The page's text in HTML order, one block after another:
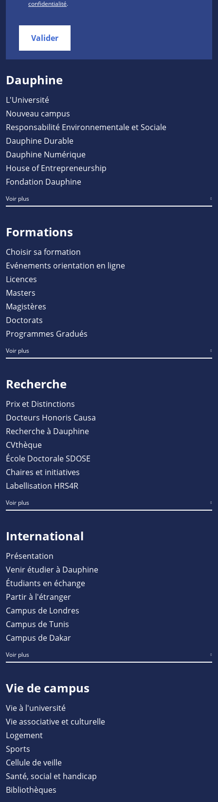
confidentialité.
Valider
Dauphine
L'Université
Nouveau campus
Responsabilité Environnementale et Sociale
Dauphine Durable
Dauphine Numérique
House of Entrepreneurship
Fondation Dauphine
Voir plus
Formations
Choisir sa formation
Evénements orientation en ligne
Licences
Masters
Magistères
Doctorats
Programmes Gradués
Voir plus
Recherche
Prix et Distinctions
Docteurs Honoris Causa
Recherche à Dauphine
CVthèque
École Doctorale SDOSE
Chaires et initiatives
Labellisation HRS4R
Voir plus
International
Présentation
Venir étudier à Dauphine
Étudiants en échange
Partir à l'étranger
Campus de Londres
Campus de Tunis
Campus de Dakar
Voir plus
Vie de campus
Vie à l'université
Vie associative et culturelle
Logement
Sports
Cellule de veille
Santé, social et handicap
Bibliothèques